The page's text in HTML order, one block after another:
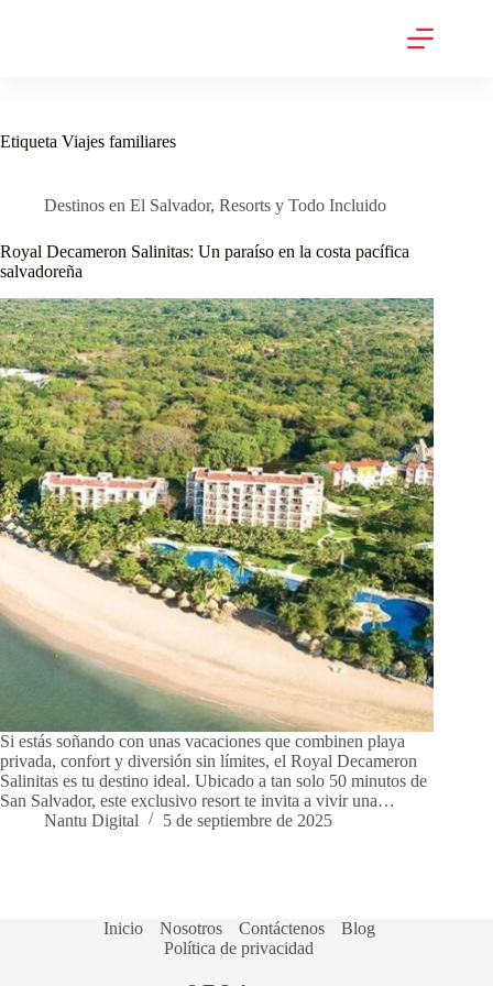
Etiqueta Viajes familiares
Destinos en El Salvador, Resorts y Todo Incluido
Royal Decameron Salinitas: Un paraíso en la costa pacífica
salvadoreña
Si estás soñando con unas vacaciones que combinen playa
privada, confort y diversión sin límites, el Royal Decameron
Salinitas es tu destino ideal. Ubicado a tan solo 50 minutos de
San Salvador, este exclusivo resort te invita a vivir una…
Nantu Digital
5 de septiembre de 2025
Inicio Nosotros Contáctenos
Blog
Política de privacidad